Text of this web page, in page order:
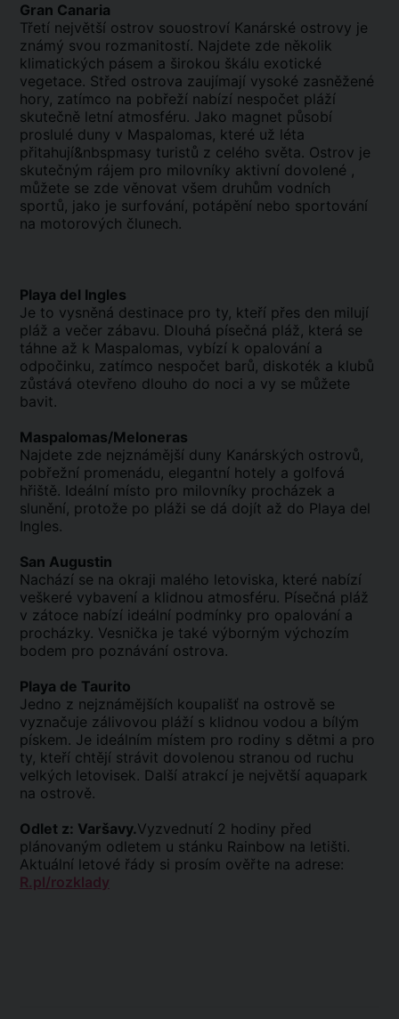
Gran Canaria
Třetí největší ostrov souostroví Kanárské ostrovy je
známý svou rozmanitostí. Najdete zde několik
klimatických pásem a širokou škálu exotické
vegetace. Střed ostrova zaujímají vysoké zasněžené
hory, zatímco na pobřeží nabízí nespočet pláží
skutečně letní atmosféru. Jako magnet působí
proslulé duny v Maspalomas, které už léta
přitahují&nbspmasy turistů z celého světa. Ostrov je
skutečným rájem pro milovníky aktivní dovolené ,
můžete se zde věnovat všem druhům vodních
sportů, jako je surfování, potápění nebo sportování
na motorových člunech.
Playa del Ingles
Je to vysněná destinace pro ty, kteří přes den milují
pláž a večer zábavu. Dlouhá písečná pláž, která se
táhne až k Maspalomas, vybízí k opalování a
odpočinku, zatímco nespočet barů, diskoték a klubů
zůstává otevřeno dlouho do noci a vy se můžete
bavit.
Maspalomas/Meloneras
Najdete zde nejznámější duny Kanárských ostrovů,
pobřežní promenádu, elegantní hotely a golfová
hřiště. Ideální místo pro milovníky procházek a
slunění, protože po pláži se dá dojít až do Playa del
Ingles.
San Augustin
Nachází se na okraji malého letoviska, které nabízí
veškeré vybavení a klidnou atmosféru. Písečná pláž
v zátoce nabízí ideální podmínky pro opalování a
procházky. Vesnička je také výborným výchozím
bodem pro poznávání ostrova.
Playa de Taurito
Jedno z nejznámějších koupališť na ostrově se
vyznačuje zálivovou pláží s klidnou vodou a bílým
pískem. Je ideálním místem pro rodiny s dětmi a pro
ty, kteří chtějí strávit dovolenou stranou od ruchu
velkých letovisek. Další atrakcí je největší aquapark
na ostrově.
Odlet z: Varšavy.Vyzvednutí 2 hodiny před
plánovaným odletem u stánku Rainbow na letišti.
Aktuální letové řády si prosím ověřte na adrese:
R.pl/rozklady